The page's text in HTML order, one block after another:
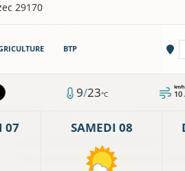
29170
BTP
9/23°C 10
km/h
07 SAMEDI 08